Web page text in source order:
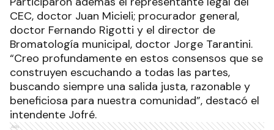
CEC, doctor Juan Micieli; procurador general,
doctor Fernando Rigotti y el director de
Bromatología municipal, doctor Jorge Tarantini.
“Creo profundamente en estos consensos que se
construyen escuchando a todas las partes,
buscando siempre una salida justa, razonable y
beneficiosa para nuestra comunidad”, destacó el
intendente Jofré.
Ads